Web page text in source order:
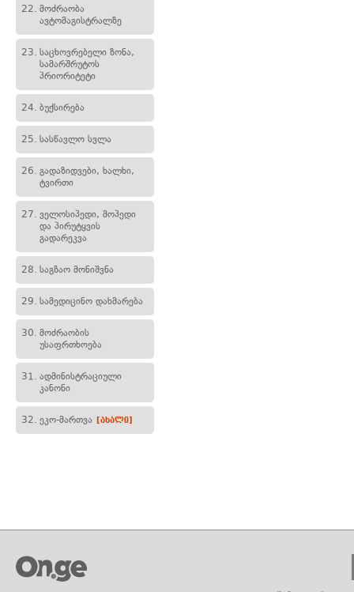
22. მოძრაობა
ავტომაგისტრალზე
23. საცხოვრებელი ზონა,
სამარშრუტოს
პრიორიტეტი
24. ბუქსირება
25. სასწავლო სვლა
26. გადაზიდვები, ხალხი,
ტვირთი
27. ველოსიპედი, მოპედი
და პირუტყვის
გადარეკვა
28. საგზაო მონიშვნა
29. სამედიცინო დახმარება
30. მოძრაობის
უსაფრთხოება
31. ადმინისტრაციული
კანონი
32. ეკო-მართვა [ახალი]